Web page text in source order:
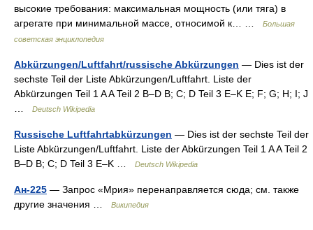
высокие требования: максимальная мощность (или тяга) в
агрегате при минимальной массе, относимой к… …
Большая
советская энциклопедия
Abkürzungen/Luftfahrt/russische Abkürzungen — Dies ist der
sechste Teil der Liste Abkürzungen/Luftfahrt. Liste der
Abkürzungen Teil 1 A A Teil 2 B–D B; C; D Teil 3 E–K E; F; G; H; I; J
Deutsch Wikipedia
Russische Luftfahrtabkürzungen — Dies ist der sechste Teil der
Liste Abkürzungen/Luftfahrt. Liste der Abkürzungen Teil 1 A A Teil 2
B–D B; C; D Teil 3 E–K …
Deutsch Wikipedia
Ан-225 — Запрос «Мрия» перенаправляется сюда; см. также
другие значения …
Википедия